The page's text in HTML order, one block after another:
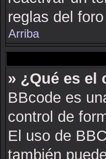
reglas del
Arriba
» ¿Qué es el
BBcode es
control de
El uso de
también